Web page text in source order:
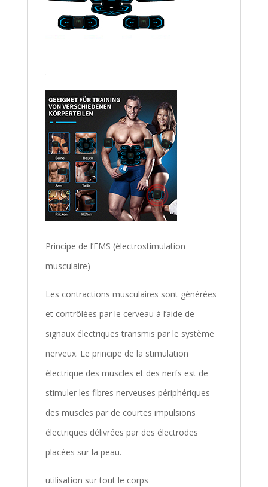
Principe de l’EMS (électrostimulation
musculaire)
Les contractions musculaires sont générées
et contrôlées par le cerveau à l’aide de
signaux électriques transmis par le système
nerveux. Le principe de la stimulation
électrique des muscles et des nerfs est de
stimuler les fibres nerveuses périphériques
des muscles par de courtes impulsions
électriques délivrées par des électrodes
placées sur la peau.
utilisation sur tout le corps